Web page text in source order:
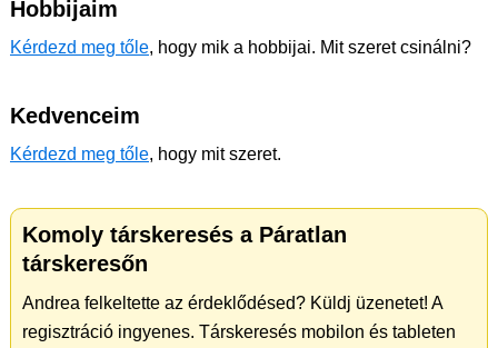
Hobbijaim
Kérdezd meg tőle, hogy mik a hobbijai. Mit szeret csinálni?
Kedvenceim
Kérdezd meg tőle, hogy mit szeret.
Komoly társkeresés a Páratlan
társkeresőn
Andrea felkeltette az érdeklődésed? Küldj üzenetet! A
regisztráció ingyenes. Társkeresés mobilon és tableten